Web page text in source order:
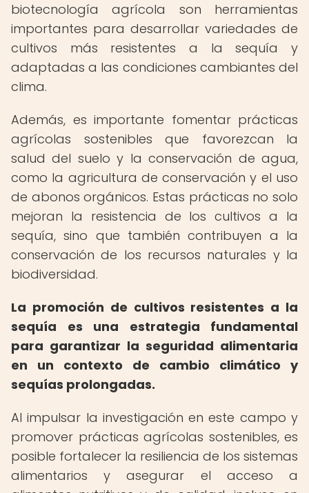
biotecnología agrícola son herramientas
importantes para desarrollar variedades de
cultivos más resistentes a la sequía y
adaptadas a las condiciones cambiantes del
clima.
Además, es importante fomentar prácticas
agrícolas sostenibles que favorezcan la
salud del suelo y la conservación de agua,
como la agricultura de conservación y el uso
de abonos orgánicos. Estas prácticas no solo
mejoran la resistencia de los cultivos a la
sequía, sino que también contribuyen a la
conservación de los recursos naturales y la
biodiversidad.
La promoción de cultivos resistentes a la
sequía es una estrategia fundamental
para garantizar la seguridad alimentaria
en un contexto de cambio climático y
sequías prolongadas.
Al impulsar la investigación en este campo y
promover prácticas agrícolas sostenibles, es
posible fortalecer la resiliencia de los sistemas
alimentarios y asegurar el acceso a